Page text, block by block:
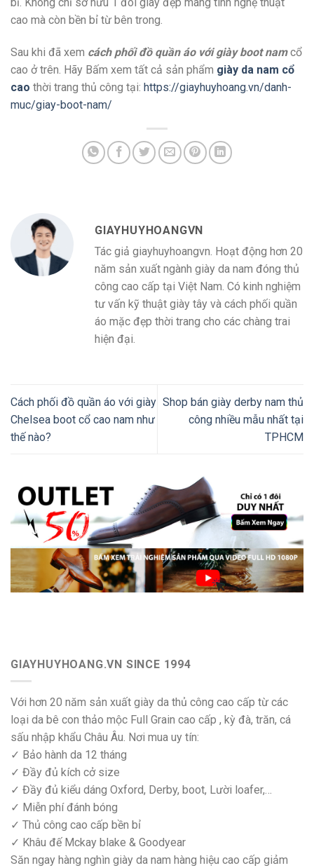
cao mà còn bền bỉ từ bên trong.
Sau khi đã xem cách phối đồ quần áo với giày boot namcổ
cao ở trên. Hãy Bấm xem tất cả sản phẩm giày da nam cổ
cao thời trang thủ công tại: https://giayhuyhoang.vn/danh-
muc/giay-boot-nam/
GIAYHUYHOANGVN
Tác giả giayhuyhoangvn. Hoạt động hơn 20
năm sản xuất ngành giày da nam đóng thủ
công cao cấp tại Việt Nam. Có kinh nghiệm
tư vấn kỹ thuật giày tây và cách phối quần
áo mặc đẹp thời trang cho các chàng trai
hiện đại.
Cách phối đồ quần áo với giày
Chelsea boot cổ cao nam như
thế nào?
Shop bán giày derby nam thủ
công nhiều mẫu nhất tại
TPHCM
GIAYHUYHOANG.VN SINCE 1994
Với hơn 20 năm sản xuất giày da thủ công cao cấp từ các
loại da bê con thảo mộc Full Grain cao cấp , kỳ đà, trăn, cá
sấu nhập khẩu Châu Âu. Nơi mua uy tín:
✓ Bảo hành da 12 tháng
✓ Đầy đủ kích cở size
✓ Đầy đủ kiểu dáng Oxford, Derby, boot, Lười loafer,…
✓ Miễn phí đánh bóng
✓ Thủ công cao cấp bền bỉ
✓ Khâu đế Mckay blake & Goodyear
Săn ngay hàng nghìn giày da nam hàng hiệu cao cấp giảm